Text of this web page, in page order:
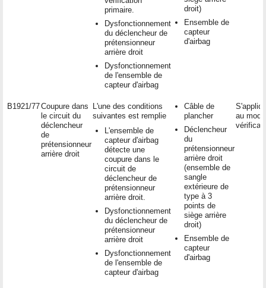
primaire.
Dysfonctionnement
du déclencheur de
prétensionneur
arrière droit
Dysfonctionnement
de l'ensemble de
capteur d'airbag
droit)
Ensemble de
capteur
d'airbag
B1921/77Coupure dans
le circuit du
déclencheur
de
prétensionneur
arrière droit
L'une des conditions
suivantes est remplie
L'ensemble de
capteur d'airbag
détecte une
coupure dans le
circuit de
déclencheur de
prétensionneur
arrière droit.
Dysfonctionnement
du déclencheur de
prétensionneur
arrière droit
Dysfonctionnement
de l'ensemble de
capteur d'airbag
Câble de
plancher
Déclencheur
du
prétensionneur
arrière droit
(ensemble de
sangle
extérieure de
type à 3
points de
siège arrière
droit)
Ensemble de
capteur
d'airbag
au